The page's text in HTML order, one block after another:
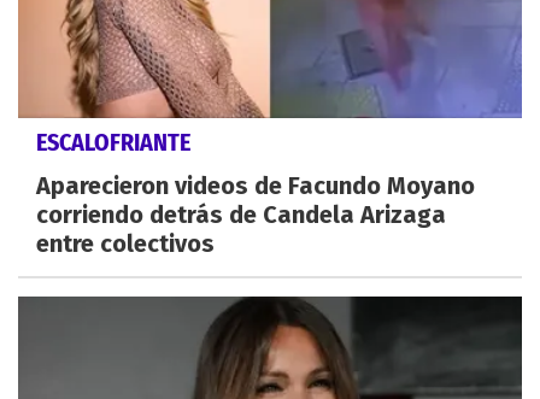
ESCALOFRIANTE
Aparecieron videos de Facundo Moyano
corriendo detrás de Candela Arizaga
entre colectivos